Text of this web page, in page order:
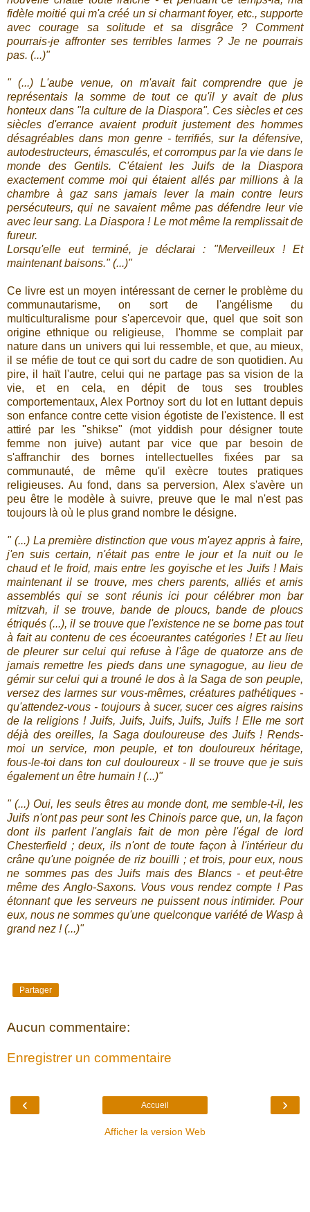
fidèle moitié qui m'a créé un si charmant foyer, etc., supporte
avec courage sa solitude et sa disgrâce ? Comment
pourrais-je affronter ses terribles larmes ? Je ne pourrais
pas. (...)"
" (...) L'aube venue, on m'avait fait comprendre que je
représentais la somme de tout ce qu'il y avait de plus
honteux dans "la culture de la Diaspora". Ces siècles et ces
siècles d'errance avaient produit justement des hommes
désagréables dans mon genre - terrifiés, sur la défensive,
autodestructeurs, émasculés, et corrompus par la vie dans le
monde des Gentils. C'étaient les Juifs de la Diaspora
exactement comme moi qui étaient allés par millions à la
chambre à gaz sans jamais lever la main contre leurs
persécuteurs, qui ne savaient même pas défendre leur vie
avec leur sang. La Diaspora ! Le mot même la remplissait de
fureur.
Lorsqu'elle eut terminé, je déclarai : "Merveilleux ! Et
maintenant baisons." (...)"
Ce livre est un moyen intéressant de cerner le problème du
communautarisme, on sort de l'angélisme du
multiculturalisme pour s'apercevoir que, quel que soit son
origine ethnique ou religieuse, l'homme se complait par
nature dans un univers qui lui ressemble, et que, au mieux,
il se méfie de tout ce qui sort du cadre de son quotidien. Au
pire, il haït l'autre, celui qui ne partage pas sa vision de la
vie, et en cela, en dépit de tous ses troubles
comportementaux, Alex Portnoy sort du lot en luttant depuis
son enfance contre cette vision égotiste de l'existence. Il est
attiré par les "shikse" (mot yiddish pour désigner toute
femme non juive) autant par vice que par besoin de
s'affranchir des bornes intellectuelles fixées par sa
communauté, de même qu'il exècre toutes pratiques
religieuses. Au fond, dans sa perversion, Alex s'avère un
peu être le modèle à suivre, preuve que le mal n'est pas
toujours là où le plus grand nombre le désigne.
" (...) La première distinction que vous m'ayez appris à faire,
j'en suis certain, n'était pas entre le jour et la nuit ou le
chaud et le froid, mais entre les goyische et les Juifs ! Mais
maintenant il se trouve, mes chers parents, alliés et amis
assemblés qui se sont réunis ici pour célébrer mon bar
mitzvah, il se trouve, bande de ploucs, bande de ploucs
étriqués (...), il se trouve que l'existence ne se borne pas tout
à fait au contenu de ces écoeurantes catégories ! Et au lieu
de pleurer sur celui qui refuse à l'âge de quatorze ans de
jamais remettre les pieds dans une synagogue, au lieu de
gémir sur celui qui a trouné le dos à la Saga de son peuple,
versez des larmes sur vous-mêmes, créatures pathétiques -
qu'attendez-vous - toujours à sucer, sucer ces aigres raisins
de la religions ! Juifs, Juifs, Juifs, Juifs, Juifs ! Elle me sort
déjà des oreilles, la Saga douloureuse des Juifs ! Rends-
moi un service, mon peuple, et ton douloureux héritage,
fous-le-toi dans ton cul douloureux - Il se trouve que je suis
également un être humain ! (...)"
" (...) Oui, les seuls êtres au monde dont, me semble-t-il, les
Juifs n'ont pas peur sont les Chinois parce que, un, la façon
dont ils parlent l'anglais fait de mon père l'égal de lord
Chesterfield ; deux, ils n'ont de toute façon à l'intérieur du
crâne qu'une poignée de riz bouilli ; et trois, pour eux, nous
ne sommes pas des Juifs mais des Blancs - et peut-être
même des Anglo-Saxons. Vous vous rendez compte ! Pas
étonnant que les serveurs ne puissent nous intimider. Pour
eux, nous ne sommes qu'une quelconque variété de Wasp à
grand nez ! (...)"
Partager
Aucun commentaire:
Enregistrer un commentaire
‹ ›
Accueil
Afficher la version Web